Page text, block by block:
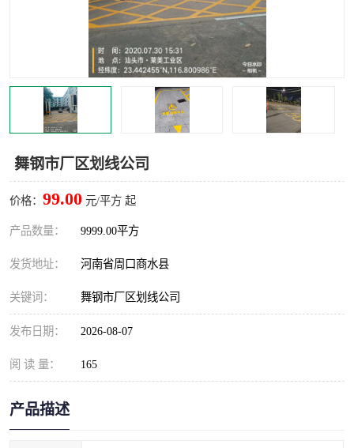
舞钢市厂区划线公司
价格： 99.00 元/平方 起
产品数量： 9999.00平方
发货地址： 河南省周口商水县
关键词： 舞钢市厂区划线公司
发布日期： 2026-08-07
阅 读 量： 165
产品描述